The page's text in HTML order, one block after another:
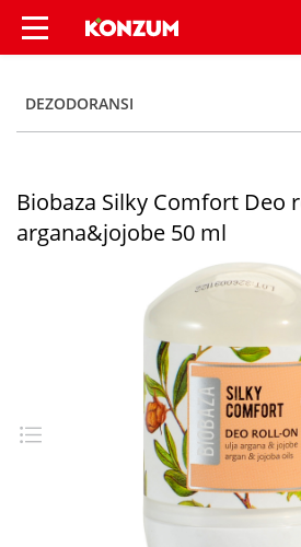
Biobaza Silky Comfort
DEZODORANSI
Biobaza Silky Comfort Deo
argana&jojobe 50 ml